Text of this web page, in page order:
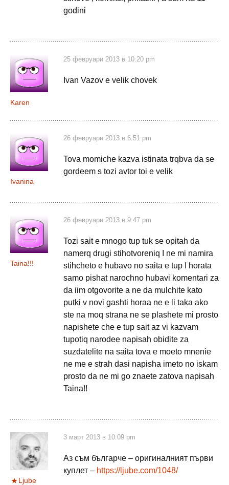
godini
Karen
25 февруари 2013 в 10:20 pm
Ivan Vazov e velik chovek
Ivanina
26 февруари 2013 в 6:51 pm
Tova momiche kazva istinata trqbva da se
gordeem s tozi avtor toi e velik
Taina!!!
26 февруари 2013 в 9:47 pm
Tozi sait e mnogo tup tuk se opitah da
namerq drugi stihotvoreniq I ne mi namira
stihcheto e hubavo no saita e tup I horata
samo pishat narochno hubavi komentari za
da iim otgovorite a ne da mulchite kato
putki v novi gashti horaa ne e li taka ako
ste na moq strana ne se plashete mi prosto
napishete che e tup sait az vi kazvam
tupotiq narodee napisah obidite za
suzdatelite na saita tova e moeto mnenie
ne me e strah dasi napisha imeto no iskam
prosto da ne mi go znaete zatova napisah
Taina!!
Ljube
3 март 2013 в 10:09 pm
Аз съм българче – оригиналният първи
куплет – https://ljube.com/1048/